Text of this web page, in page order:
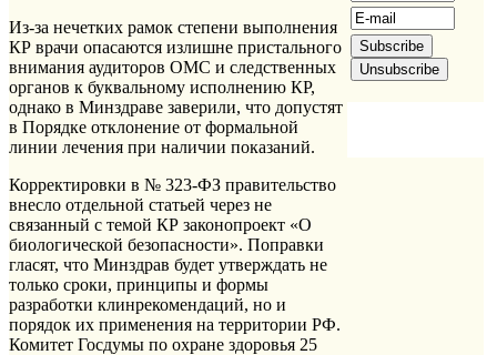
Из-за нечетких рамок степени выполнения
КР врачи опасаются излишне пристального
внимания аудиторов ОМС и следственных
органов к буквальному исполнению КР,
однако в Минздраве заверили, что допустят
в Порядке отклонение от формальной
линии лечения при наличии показаний.
Корректировки в № 323-ФЗ правительство
внесло отдельной статьей через не
связанный с темой КР законопроект «О
биологической безопасности». Поправки
гласят, что Минздрав будет утверждать не
только сроки, принципы и формы
разработки клинрекомендаций, но и
порядок их применения на территории РФ.
Комитет Госдумы по охране здоровья 25